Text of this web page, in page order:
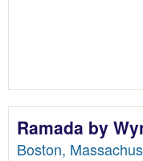
Ramada by
Boston,